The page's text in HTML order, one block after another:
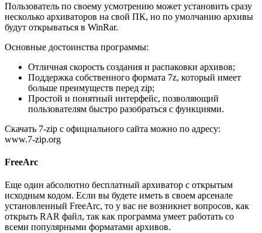
Пользователь по своему усмотрению может установить сразу
несколько архиваторов на свой ПК, но по умолчанию архивы
будут открываться в WinRar.
Основные достоинства программы:
Отличная скорость создания и распаковки архивов;
Поддержка собственного формата 7z, который имеет
больше преимуществ перед zip;
Простой и понятный интерфейс, позволяющий
пользователям быстро разобраться с функциями.
Скачать 7-zip с официального сайта можно по адресу:
www.7-zip.org
FreeArc
Еще один абсолютно бесплатный архиватор с открытым
исходным кодом. Если вы будете иметь в своем арсенале
установленный FreeArc, то у вас не возникнет вопросов, как
открыть RAR файл, так как программа умеет работать со
всеми популярными форматами архивов.